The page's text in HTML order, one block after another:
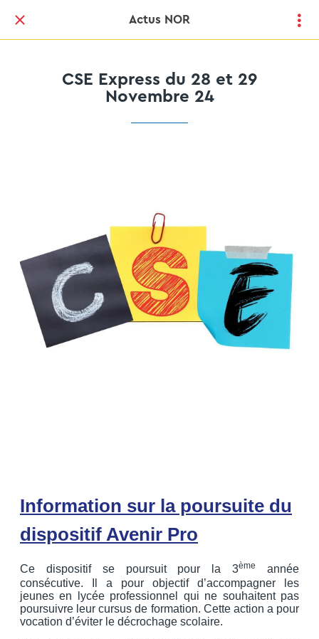
Actus NOR
CSE Express du 28 et 29
Novembre 24
Information sur la poursuite du
dispositif Avenir Pro
Ce dispositif se poursuit pour la 3ème
année
consécutive. Il a pour objectif d’accompagner les
jeunes en lycée professionnel qui ne souhaitent pas
poursuivre leur cursus de formation. Cette action a pour
vocation d’éviter le décrochage scolaire.